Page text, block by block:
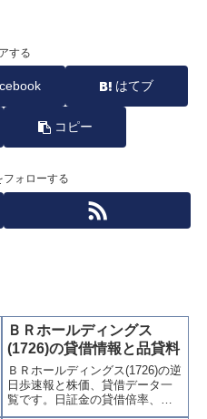
する
はてブ
コピー
ォローする
ＢＲホールディングス
(1726)の貸借情報と品貸料
ＢＲホールディングス(1726)の逆
日歩速報と株価、貸借データ一
覧です。日証金の貸借倍率、貸
借残(信用買残、信用売残)、品貸